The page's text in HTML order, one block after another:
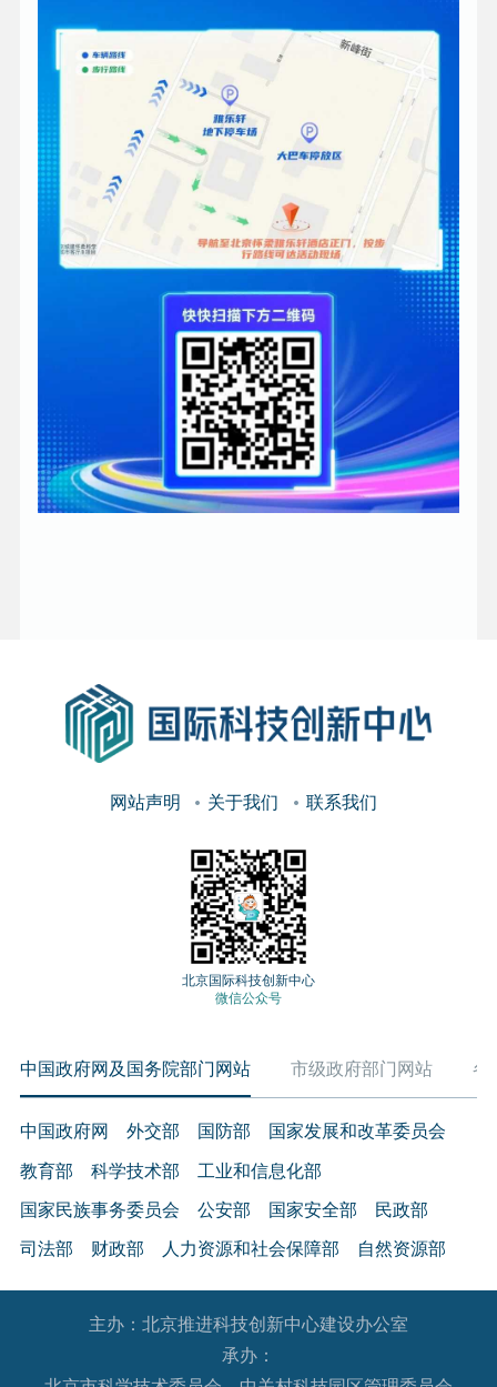
网站声明 关于我们 联系我们
北京国际科技创新中心
微信公众号
中国政府网及国务院部门网站 市级政府部门网站 各
中国政府网 外交部 国防部 国家发展和改革委员会
教育部 科学技术部 工业和信息化部
国家民族事务委员会 公安部 国家安全部 民政部
司法部 财政部 人力资源和社会保障部 自然资源部
生态环境部 住房和城乡建设部 交通运输部 水利部
农业农村部 商务部 文化和旅游部
退役军人事务部
主办：北京推进科技创新中心建设办公室
承办：